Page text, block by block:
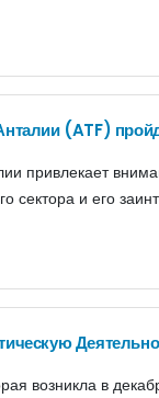
(ATF)
привлекает
сектора и его
возникла в